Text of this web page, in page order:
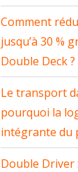
Comment
jusqu’à 30 %
Double Deck ?
Le transport
pourquoi la
intégrante du
Double Driver